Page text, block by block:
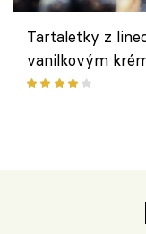
Tartaletky z
vanilkovým
ovocem podle